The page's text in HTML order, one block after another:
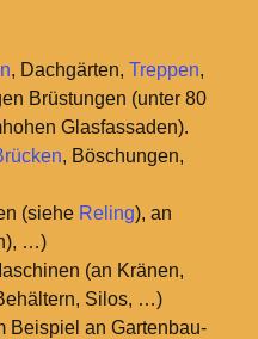
, Dachgärten, Treppen,
Brüstungen (unter 80
Glasfassaden).
, Böschungen,
(siehe Reling), an
…)
(an Kränen,
Silos, …)
Beispiel an Gartenbau-